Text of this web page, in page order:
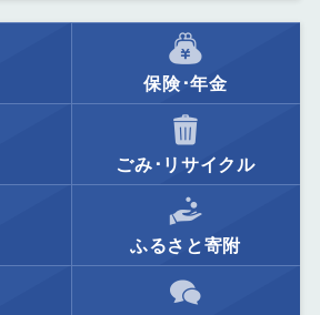
保険･年金
ごみ･リサイクル
ふるさと寄附